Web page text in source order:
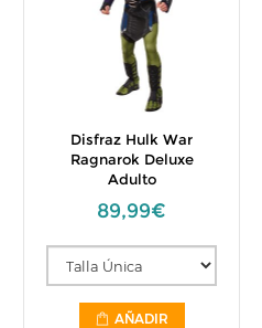
Disfraz Hulk War
Ragnarok Deluxe
Adulto
89,99€
AÑADIR